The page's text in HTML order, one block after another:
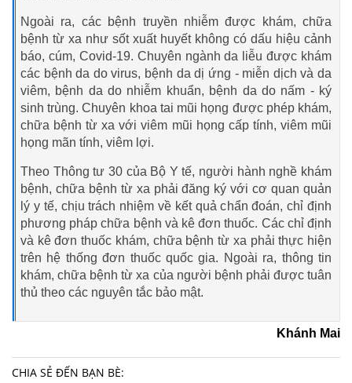
Ngoài ra, các bệnh truyền nhiễm được khám, chữa
bệnh từ xa như sốt xuất huyết không có dấu hiệu cảnh
báo, cúm, Covid-19. Chuyên ngành da liễu được khám
các bệnh da do virus, bệnh da dị ứng - miễn dịch và da
viêm, bệnh da do nhiễm khuẩn, bệnh da do nấm - ký
sinh trùng. Chuyên khoa tai mũi họng được phép khám,
chữa bệnh từ xa với viêm mũi họng cấp tính, viêm mũi
họng mãn tính, viêm lợi.
Theo Thông tư 30 của Bộ Y tế, người hành nghề khám
bệnh, chữa bệnh từ xa phải đăng ký với cơ quan quản
lý y tế, chịu trách nhiệm về kết quả chẩn đoán, chỉ định
phương pháp chữa bệnh và kê đơn thuốc. Các chỉ định
và kê đơn thuốc khám, chữa bệnh từ xa phải thực hiện
trên hệ thống đơn thuốc quốc gia. Ngoài ra, thông tin
khám, chữa bệnh từ xa của người bệnh phải được tuân
thủ theo các nguyên tắc bảo mật.
Khánh Mai
CHIA SẺ ĐẾN BẠN BÈ: